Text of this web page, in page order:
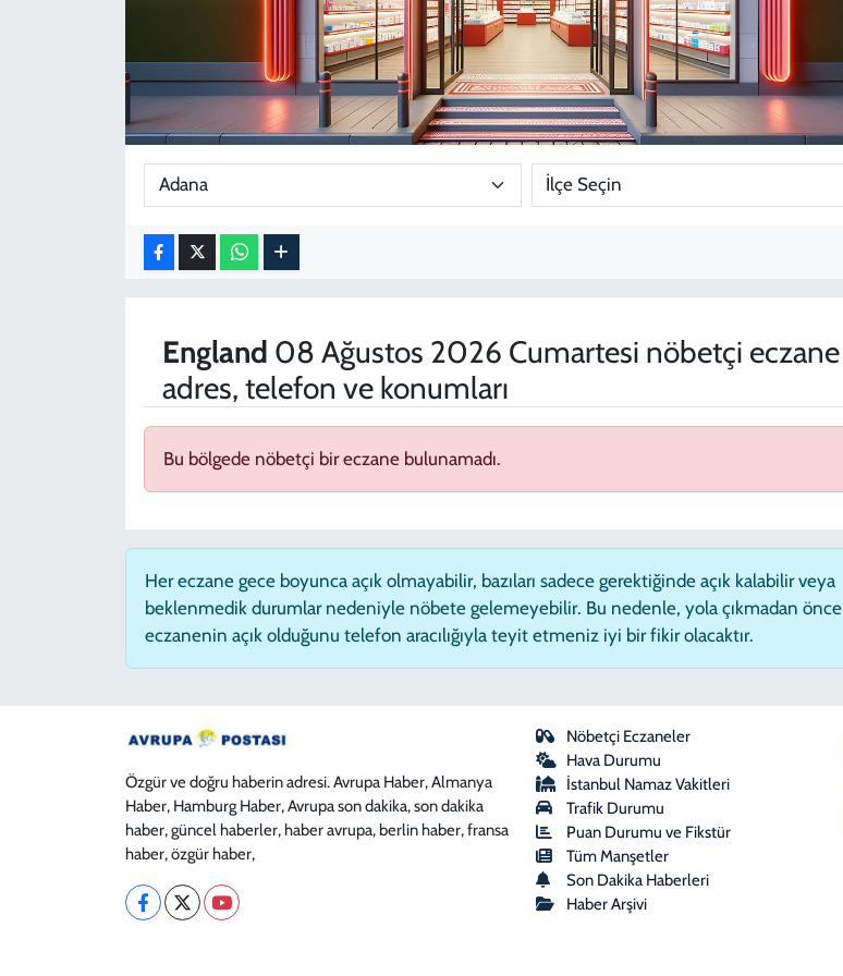
England 08 Ağustos 2026 Cumartesi nöbetçi eczane
adres, telefon ve konumları
Bu bölgede nöbetçi bir eczane bulunamadı.
Her eczane gece boyunca açık olmayabilir, bazıları sadece gerektiğinde açık kalabilir veya
beklenmedik durumlar nedeniyle nöbete gelemeyebilir. Bu nedenle, yola çıkmadan önce
eczanenin açık olduğunu telefon aracılığıyla teyit etmeniz iyi bir fikir olacaktır.
Özgür ve doğru haberin adresi. Avrupa Haber, Almanya
Haber, Hamburg Haber, Avrupa son dakika, son dakika
haber, güncel haberler, haber avrupa, berlin haber, fransa
haber, özgür haber,
Nöbetçi Eczaneler
Hava Durumu
İstanbul Namaz Vakitleri
Trafik Durumu
Puan Durumu ve Fikstür
Tüm Manşetler
Son Dakika Haberleri
Haber Arşivi
YAZARLAR